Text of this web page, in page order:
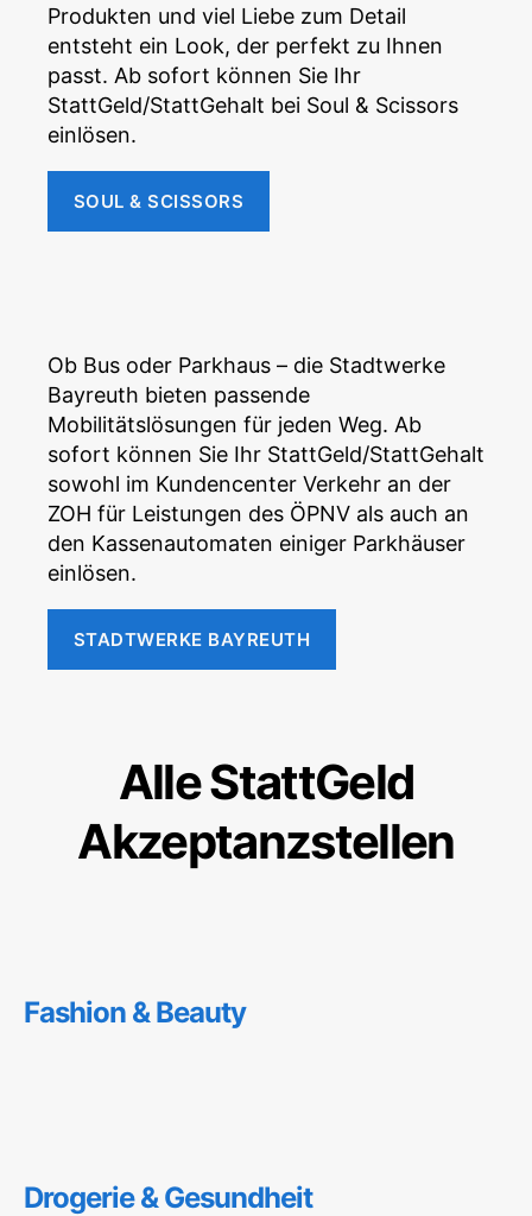
Produkten und viel Liebe zum Detail
entsteht ein Look, der perfekt zu Ihnen
passt. Ab sofort können Sie Ihr
StattGeld/StattGehalt bei Soul & Scissors
einlösen.
SOUL & SCISSORS
Ob Bus oder Parkhaus – die Stadtwerke
Bayreuth bieten passende
Mobilitätslösungen für jeden Weg. Ab
sofort können Sie Ihr StattGeld/StattGehalt
sowohl im Kundencenter Verkehr an der
ZOH für Leistungen des ÖPNV als auch an
den Kassenautomaten einiger Parkhäuser
einlösen.
STADTWERKE BAYREUTH
Alle StattGeld
Akzeptanzstellen
Fashion & Beauty
Drogerie & Gesundheit